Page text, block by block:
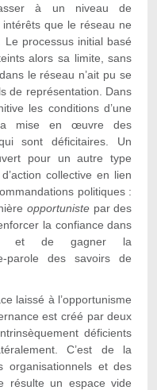
à un niveau de
que le réseau ne
processus initial basé
alors sa limite, sans
le réseau n’ait pu se
de représentation. Dans
les conditions d’une
la mise en œuvre des
sont déficitaires. Un
pour un autre type
collective en lien
politiques :
opportunistepar des
la confiance dans
et de gagner la
parole des savoirs de
laissé à l’opportunisme
est créé par deux
déficients
C’est de la
organisationnels et des
résulte un espace vide